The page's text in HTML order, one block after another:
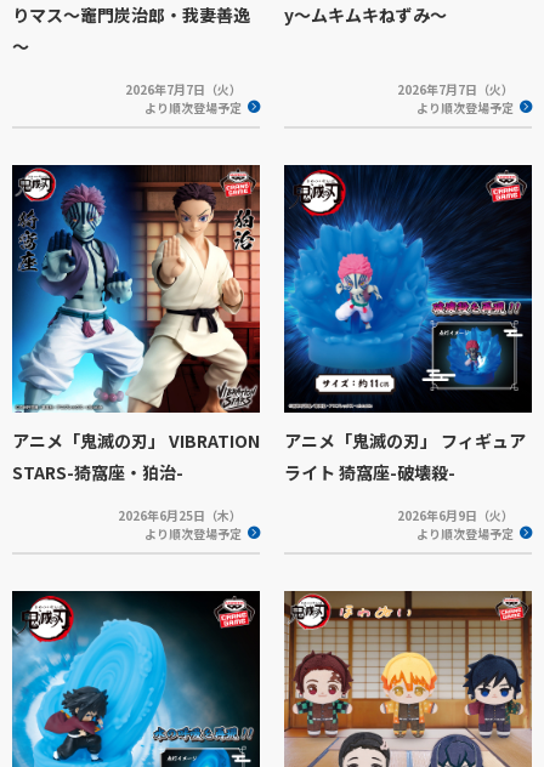
りマス～竈門炭治郎・我妻善逸
～
2026年7月7日（火）
より順次登場予定
y～ムキムキねずみ～
2026年7月7日（火）
より順次登場予定
アニメ「鬼滅の刃」 VIBRATION
STARS-猗窩座・狛治-
2026年6月25日（木）
より順次登場予定
アニメ「鬼滅の刃」 フィギュア
ライト 猗窩座-破壊殺-
2026年6月9日（火）
より順次登場予定